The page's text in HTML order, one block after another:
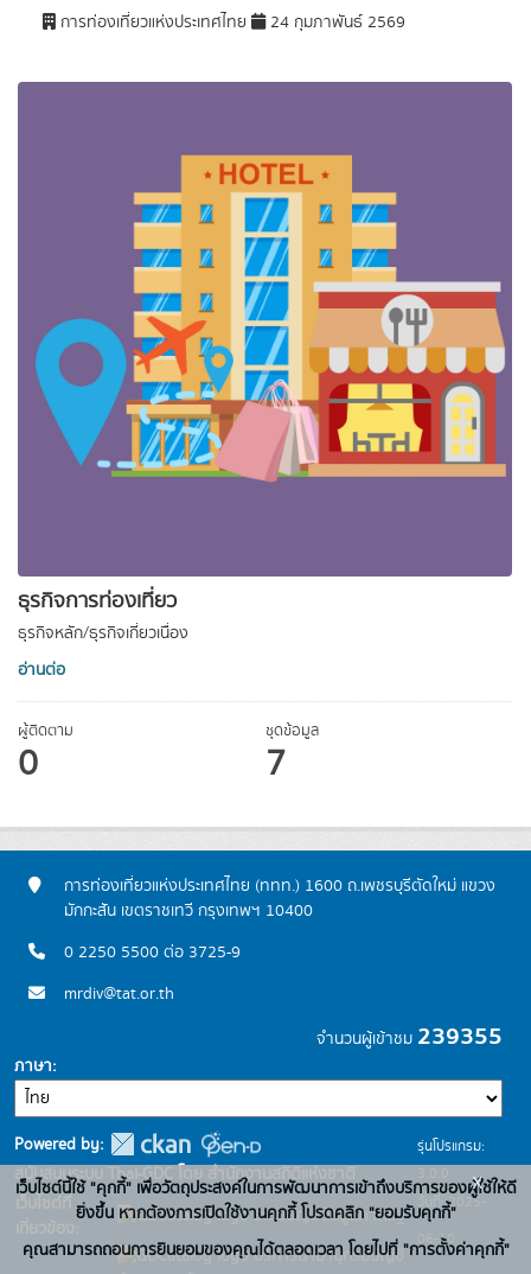
ธุรกิจการท่องเที่ยว
ธุรกิจหลัก/ธุรกิจเกี่ยวเนื่อง
อ่านต่อ
ผู้ติดตาม
0
ชุดข้อมูล
7
การท่องเที่ยวแห่งประเทศไทย 24 กุมภาพันธ์ 2569
การท่องเที่ยวแห่งประเทศไทย (ททท.) 1600 ถ.เพชรบุรีตัดใหม่ แขวง
มักกะสัน เขตราชเทวี กรุงเทพฯ 10400
0 2250 5500 ต่อ 3725-9
mrdiv@tat.or.th
จำนวนผู้เข้าชม 239355
ภาษา
Powered by:
สนับสนุนระบบ Thai-GDC โดย สำนักงานสถิติแห่งชาติ
เว็บไซต์ที่
เกี่ยวข้อง:
ระบบบัญชีข้อมูลภาครัฐ
บริการนามานุกรมบัญชี
รุ่นโปรแกรม:
3.0.0
วันที่: 2025-
06-10
เว็บไซต์นี้ใช้ "คุกกี้" เพื่อวัตถุประสงค์ในการพัฒนาการเข้าถึงบริการของผู้ใช้ให้ดี
ยิ่งขึ้น หากต้องการเปิดใช้งานคุกกี้ โปรดคลิก "ยอมรับคุกกี้"
คุณสามารถถอนการยินยอมของคุณได้ตลอดเวลา โดยไปที่ "การตั้งค่าคุกกี้"
x